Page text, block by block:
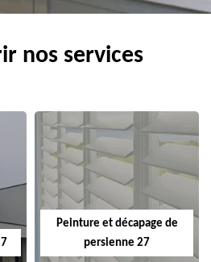
nos services
Peinture et décapage de
persienne 27